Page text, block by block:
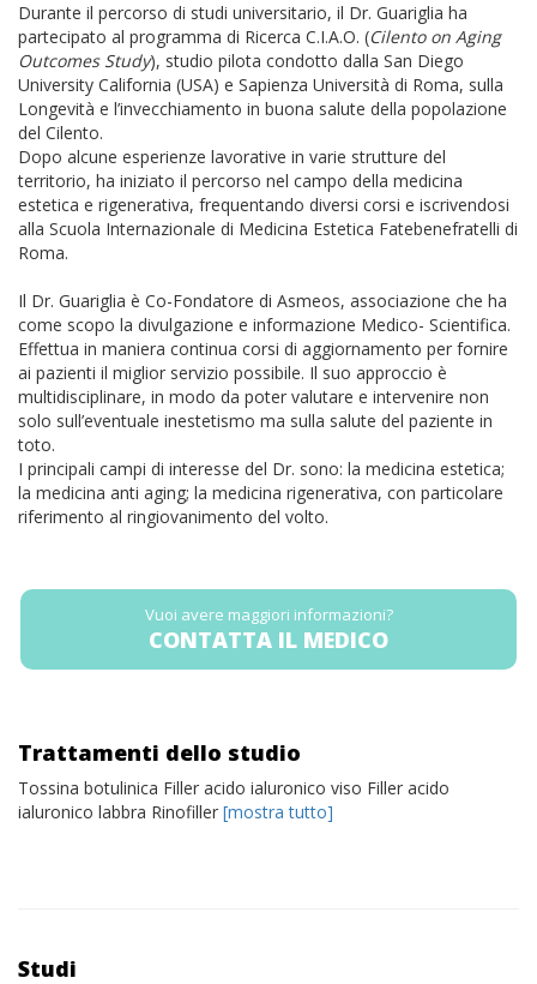
Durante il percorso di studi universitario, il Dr. Guariglia ha
partecipato al programma di Ricerca C.I.A.O. (Cilento on Aging
Outcomes Study), studio pilota condotto dalla San Diego
University California (USA) e Sapienza Università di Roma, sulla
Longevità e l’invecchiamento in buona salute della popolazione
del Cilento.
Dopo alcune esperienze lavorative in varie strutture del
territorio, ha iniziato il percorso nel campo della medicina
estetica e rigenerativa, frequentando diversi corsi e iscrivendosi
alla Scuola Internazionale di Medicina Estetica Fatebenefratelli di
Roma.
Il Dr. Guariglia è Co-Fondatore di Asmeos, associazione che ha
come scopo la divulgazione e informazione Medico- Scientifica.
Effettua in maniera continua corsi di aggiornamento per fornire
ai pazienti il miglior servizio possibile. Il suo approccio è
multidisciplinare, in modo da poter valutare e intervenire non
solo sull’eventuale inestetismo ma sulla salute del paziente in
toto.
I principali campi di interesse del Dr. sono: la medicina estetica;
la medicina anti aging; la medicina rigenerativa, con particolare
riferimento al ringiovanimento del volto.
Vuoi avere maggiori informazioni?
CONTATTA IL MEDICO
Trattamenti dello studio
Tossina botulinica Filler acido ialuronico viso Filler acido
ialuronico labbra Rinofiller [mostra tutto]
Studi